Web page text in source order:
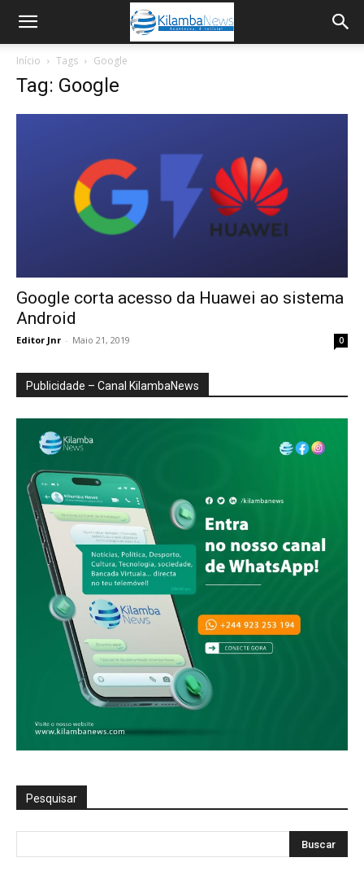
Início Tags Google
Tag: Google
Google corta acesso da Huawei ao sistema
Android
Editor Jnr - Maio 21, 2019 0
Publicidade – Canal KilambaNews
Pesquisar